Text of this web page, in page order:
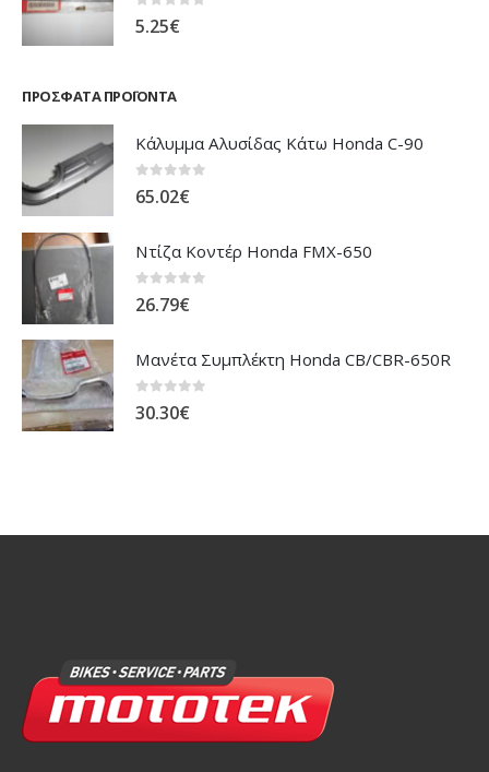
0out of 5
5.25€
ΠΡΌΣΦΑΤΑ ΠΡΟΪΌΝΤΑ
Κάλυμμα Αλυσίδας Κάτω Honda C-90
0out of 5
65.02€
Ντίζα Κοντέρ Honda FMX-650
0out of 5
26.79€
Μανέτα Συμπλέκτη Honda CB/CBR-650R
0out of 5
30.30€